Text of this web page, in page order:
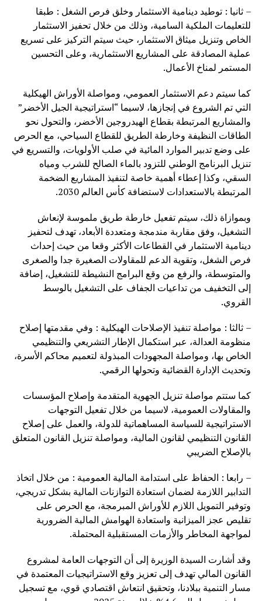
– ثانيا : توطيد دينامية الاستثمار وخلق فرص الشغل : طبقا
للتعليمات الملكية السامية، وذلك من خلال تحفيز الاستثمار
الخاص وتنزيل ميثاق الاستثمار، حيث سيتم التركيز على تسريع
عملية المصادقة على المشاريع الاستثمارية، وعلى التحسين
المستمر لمناخ الأعمال.
كما سيتم دعم الاستثمار العمومي، ومواصلة الأوراش الهيكلية
التي تم الشروع في إنجازها، لاسيما “استراتيجية الجيل الأخضر”
والمشاريع المرتبطة بقطاع الهيدروجين الأخضر، والتحول نحو
الطاقات النظيفة وخارطة الطريق للقطاع السياحي، مع الحرص
على وضع تدبير الموارد المائية في صلب الأولويات، والتسريع في
تنزيل البرنامج الوطني للتزود بالماء الصالح للشرب ومياه
السقي، وكذا إعطاء أهمية خاصة لتنفيذ المشاريع الضخمة
المرتبطة بالاستعدادات لاستضافة كأس العالم 2030.
وبموازاة ذلك، سيتم تفعيل خارطة طريق ملموسة لإنعاش
التشغيل، وفق مقاربة مندمجة ومتعددة الأبعاد، تهدف لتحفيز
دينامية الاستثمار في القطاعات الأكثر وقعا من حيث إحداث
فرص الشغل، وتقوية الدعم للمقاولات الصغيرة جدا والصغرى
والمتوسطة، والرفع من وقع البرامج النشيطة للتشغيل، إضافة
إلى التخفيف من تداعيات الجفاف على التشغيل بالوسط
القروي.
– ثالثا : مواصلة تنفيذ الإصلاحات الهيكلية : وفي مقدمتها إصلاح
منظومة العدالة، عبر استكمال الإطار التشريعي والتنظيمي
الخاص بها، ومواصلة المجهودات المبذولة لتعميم محاكم الأسرة،
وتحديث الإدارة القضائية وتحولها الرقمي.
كما ستتم مواصلة تنزيل الجهوية المتقدمة وإصلاح المؤسسات
والمقاولات العمومية، لاسيما من خلال تفعيل التوجهات
الاستراتيجية للسياسة المساهماتية للدولة، والعمل على إصلاح
القانون التنظيمي لقانون المالية، ومواصلة تنزيل القانون المتعلق
بالإصلاح الضريبي
– رابعا : الحفاظ على استدامة المالية العمومية : من خلال اتخاذ
التدابير اللازمة لضمان استعادة التوازنات المالية بشكل تدريجي،
وتوفير التمويل اللازم للأوراش المبرمجة، مع الحرص على
تقليص عجز الميزانية واستعادة الهوامش المالية الضرورية
لمواجهة المخاطر والأزمات المستقبلية المحتملة.
وقد أشارت السيدة الوزيرة إلى أن التوجهات العامة لمشروع
القانون المالي تهدف إلى تعزيز وقع الاستراتيجيات المعتمدة في
مسار التنمية ببلادنا، وتحقيق انتعاش اقتصادي قوي، مع تسجيل